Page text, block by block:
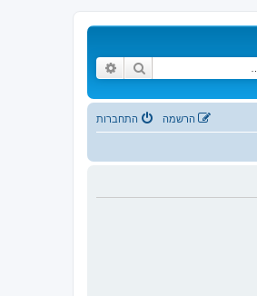
חיפוש
התחברות הרשמה